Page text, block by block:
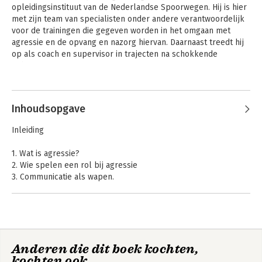
opleidingsinstituut van de Nederlandse Spoorwegen. Hij is hier
met zijn team van specialisten onder andere verantwoordelijk
voor de trainingen die gegeven worden in het omgaan met
agressie en de opvang en nazorg hiervan. Daarnaast treedt hij
op als coach en supervisor in trajecten na schokkende
Inhoudsopgave
Inleiding
1. Wat is agressie?
2. Wie spelen een rol bij agressie
3. Communicatie als wapen.
Literatuur
Anderen die dit boek kochten,